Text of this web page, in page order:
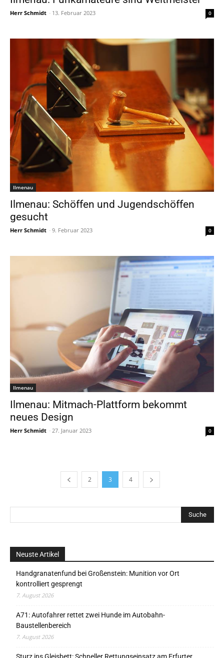
Herr Schmidt - 13. Februar 2023 0
Ilmenau
Ilmenau: Schöffen und Jugendschöffen
gesucht
Herr Schmidt - 9. Februar 2023 0
Ilmenau
Ilmenau: Mitmach-Plattform bekommt
neues Design
Herr Schmidt - 27. Januar 2023 0
2 3 4
Neuste Artikel
Handgranatenfund bei Großenstein: Munition vor Ort
kontrolliert gesprengt
7. August 2026
A71: Autofahrer rettet zwei Hunde im Autobahn-
Baustellenbereich
7. August 2026